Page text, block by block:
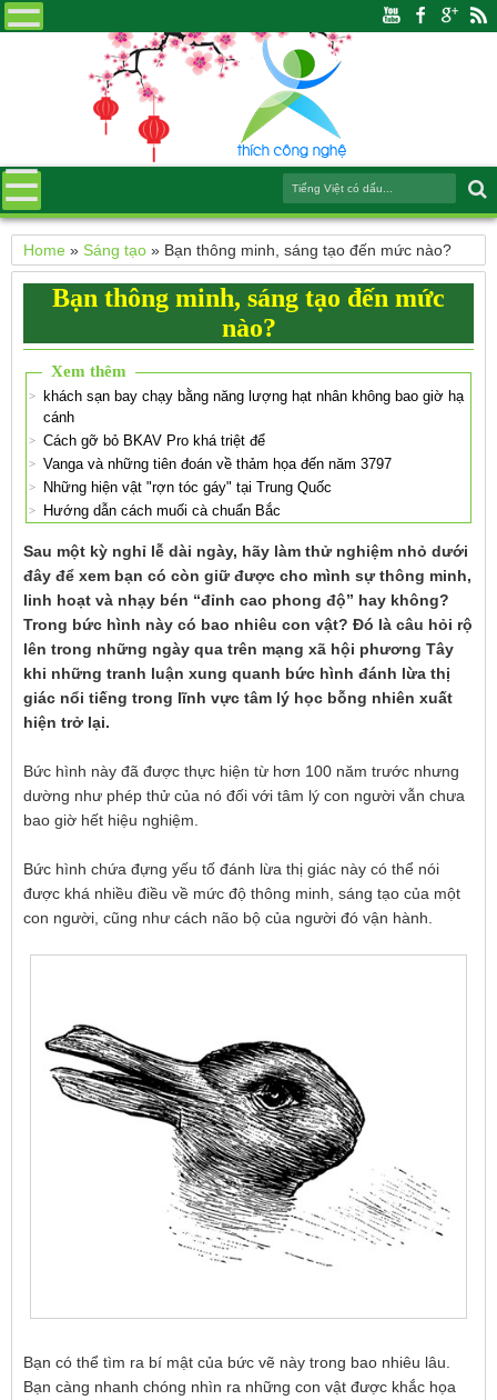
Home » Sáng tạo » Bạn thông minh, sáng tạo đến mức nào?
Bạn thông minh, sáng tạo đến mức
nào?
Xem thêm
khách sạn bay chạy bằng năng lượng hạt nhân không bao giờ hạ
cánh
Cách gỡ bỏ BKAV Pro khá triệt để
Vanga và những tiên đoán về thảm họa đến năm 3797
Những hiện vật "rợn tóc gáy" tại Trung Quốc
Hướng dẫn cách muối cà chuẩn Bắc
Sau một kỳ nghỉ lễ dài ngày, hãy làm thử nghiệm nhỏ dưới
đây để xem bạn có còn giữ được cho mình sự thông minh,
linh hoạt và nhạy bén “đỉnh cao phong độ” hay không?
Trong bức hình này có bao nhiêu con vật? Đó là câu hỏi rộ
lên trong những ngày qua trên mạng xã hội phương Tây
khi những tranh luận xung quanh bức hình đánh lừa thị
giác nổi tiếng trong lĩnh vực tâm lý học bỗng nhiên xuất
hiện trở lại.
Bức hình này đã được thực hiện từ hơn 100 năm trước nhưng
dường như phép thử của nó đối với tâm lý con người vẫn chưa
bao giờ hết hiệu nghiệm.
Bức hình chứa đựng yếu tố đánh lừa thị giác này có thể nói
được khá nhiều điều về mức độ thông minh, sáng tạo của một
con người, cũng như cách não bộ của người đó vận hành.
Bạn có thể tìm ra bí mật của bức vẽ này trong bao nhiêu lâu.
Bạn càng nhanh chóng nhìn ra những con vật được khắc họa